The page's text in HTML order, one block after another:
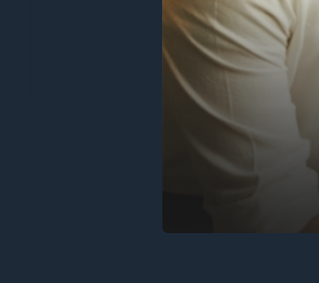
funcionalidades, respondem ao feedback
Gestor de produtos principal